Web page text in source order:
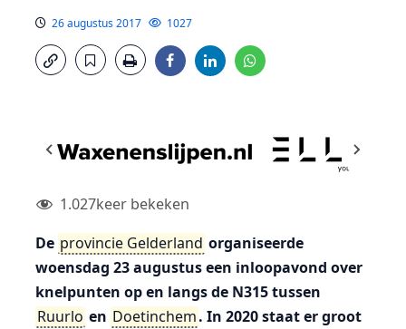
26 augustus 2017 1027
1.027keer bekeken
De provincie Gelderland organiseerde
woensdag 23 augustus een inloopavond over
knelpunten op en langs de N315 tussen
Ruurlo en Doetinchem. In 2020 staat er groot